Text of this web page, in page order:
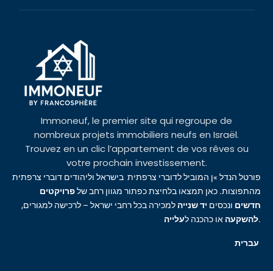
Immoneuf, le premier site qui regroupe de
nombreux projets immobiliers neufs en Israël.
Trouvez en un clic l’appartement de vos rêves ou
votre prochain investissement.
פורטל הנדל »ן המוביל לדוברי צרפתית בישראל וליהודים דוברי צרפתית
מהתפוצות. כאן תמצאו בלחיצת כפתור מגוון רחב שלפרויקטים
חדשים ונכסים יד שנייה למכירה בכל רחבי ישראל – לרכישה למגורים,
להשקעה או כהכנה לעלייה .